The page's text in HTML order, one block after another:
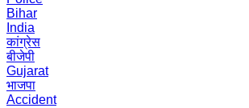
Bihar
India
कांग्रेस
बीजेपी
Gujarat
भाजपा
Accident